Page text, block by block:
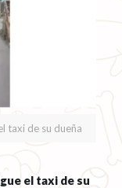
taxi de su dueña
el taxi de su